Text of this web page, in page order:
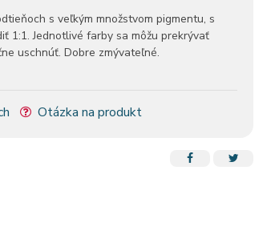
s veľkým množstvom pigmentu, s
1:1. Jednotlivé farby sa môžu prekrývať
uschnúť. Dobre zmývateľné.
Otázka na produkt